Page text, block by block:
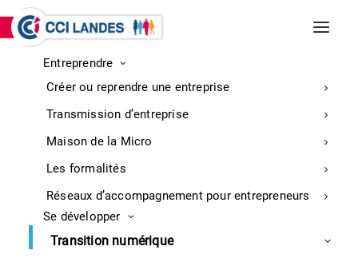
Entreprendre
Créer ou reprendre une entreprise
Transmission d’entreprise
Maison de la Micro
Les formalités
Réseaux d’accompagnement pour entrepreneurs
Se développer
Transition numérique
INCENDIES DE BISCARROSSE ET
PARENTIS-EN-BORN
informations sur la mobilisation
Accueil Revue de presse 16 décembre 2022